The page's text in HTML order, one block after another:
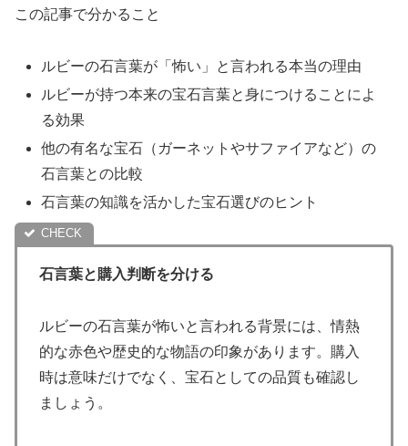
この記事で分かること
ルビーの石言葉が「怖い」と言われる本当の理由
ルビーが持つ本来の宝石言葉と身につけることによ
る効果
他の有名な宝石（ガーネットやサファイアなど）の
石言葉との比較
石言葉の知識を活かした宝石選びのヒント
石言葉と購入判断を分ける
ルビーの石言葉が怖いと言われる背景には、情熱
的な赤色や歴史的な物語の印象があります。購入
時は意味だけでなく、宝石としての品質も確認し
ましょう。